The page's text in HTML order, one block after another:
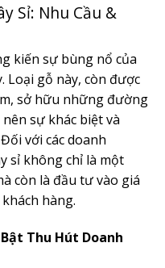
Sỉ: Nhu Cầu &
kiến sự bùng nổ của
Loại gỗ này, còn được
sở hữu những đường
sự khác biệt và
với các doanh
sỉ không chỉ là một
còn là đầu tư vào giá
hàng.
Thu Hút Doanh